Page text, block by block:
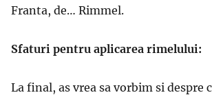
Franta, de… Rimmel.
Sfaturi pentru aplicarea rimelului:
La final, as vrea sa vorbim si despre